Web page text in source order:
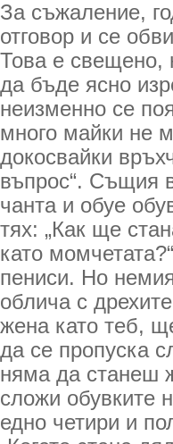
За съжаление,
отговор и се
Това е свещено,
да бъде ясно
неизменно се
много майки не
докосвайки
въпрос“. Същия
чанта и обуе
тях: „Как ще
като
пениси. Но
облича с
жена като теб,
да се пропуска
няма да станеш
сложи обувките
едно четири и